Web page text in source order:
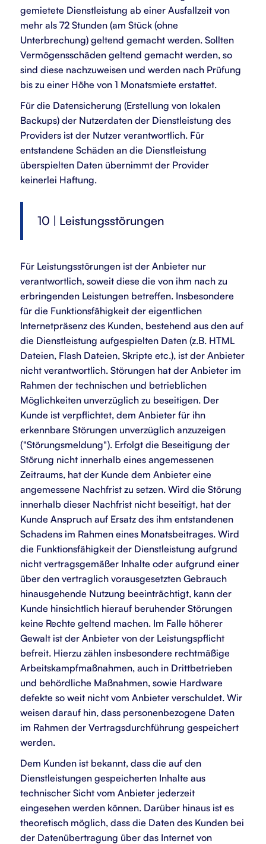
gemietete Dienstleistung ab einer Ausfallzeit von
mehr als 72 Stunden (am Stück (ohne
Unterbrechung) geltend gemacht werden. Sollten
Vermögensschäden geltend gemacht werden, so
sind diese nachzuweisen und werden nach Prüfung
bis zu einer Höhe von 1 Monatsmiete erstattet.
Für die Datensicherung (Erstellung von lokalen
Backups) der Nutzerdaten der Dienstleistung des
Providers ist der Nutzer verantwortlich. Für
entstandene Schäden an die Dienstleistung
überspielten Daten übernimmt der Provider
keinerlei Haftung.
10 | Leistungsstörungen
Für Leistungsstörungen ist der Anbieter nur
verantwortlich, soweit diese die von ihm nach zu
erbringenden Leistungen betreffen. Insbesondere
für die Funktionsfähigkeit der eigentlichen
Internetpräsenz des Kunden, bestehend aus den auf
die Dienstleistung aufgespielten Daten (z.B. HTML
Dateien, Flash Dateien, Skripte etc.), ist der Anbieter
nicht verantwortlich. Störungen hat der Anbieter im
Rahmen der technischen und betrieblichen
Möglichkeiten unverzüglich zu beseitigen. Der
Kunde ist verpflichtet, dem Anbieter für ihn
erkennbare Störungen unverzüglich anzuzeigen
("Störungsmeldung"). Erfolgt die Beseitigung der
Störung nicht innerhalb eines angemessenen
Zeitraums, hat der Kunde dem Anbieter eine
angemessene Nachfrist zu setzen. Wird die Störung
innerhalb dieser Nachfrist nicht beseitigt, hat der
Kunde Anspruch auf Ersatz des ihm entstandenen
Schadens im Rahmen eines Monatsbeitrages. Wird
die Funktionsfähigkeit der Dienstleistung aufgrund
nicht vertragsgemäßer Inhalte oder aufgrund einer
über den vertraglich vorausgesetzten Gebrauch
hinausgehende Nutzung beeinträchtigt, kann der
Kunde hinsichtlich hierauf beruhender Störungen
keine Rechte geltend machen. Im Falle höherer
Gewalt ist der Anbieter von der Leistungspflicht
befreit. Hierzu zählen insbesondere rechtmäßige
Arbeitskampfmaßnahmen, auch in Drittbetrieben
und behördliche Maßnahmen, sowie Hardware
defekte so weit nicht vom Anbieter verschuldet. Wir
weisen darauf hin, dass personenbezogene Daten
im Rahmen der Vertragsdurchführung gespeichert
werden.
Dem Kunden ist bekannt, dass die auf den
Dienstleistungen gespeicherten Inhalte aus
technischer Sicht vom Anbieter jederzeit
eingesehen werden können. Darüber hinaus ist es
theoretisch möglich, dass die Daten des Kunden bei
der Datenübertragung über das Internet von